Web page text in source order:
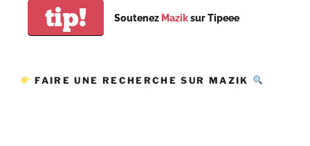
tip! Soutenez Maziksur Tipeee
FAIRE UNE RECHERCHE SUR MAZIK